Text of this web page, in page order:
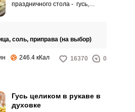
праздничного стола - гусь,
соль, приправа (на выбор)
246.4 кКал 16370 0
Гусь целиком в рукаве в
духовке